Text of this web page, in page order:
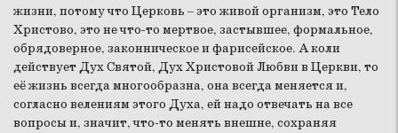
жизни, потому что Церковь – это живой организм, это Тело
Христово, это не что-то мертвое, застывшее, формальное,
обрядоверное, законническое и фарисейское. А коли
действует Дух Святой, Дух Христовой Любви в Церкви, то
её жизнь всегда многообразна, она всегда меняется и,
согласно велениям этого Духа, ей надо отвечать на все
вопросы и, значит, что-то менять внешне, сохраняя